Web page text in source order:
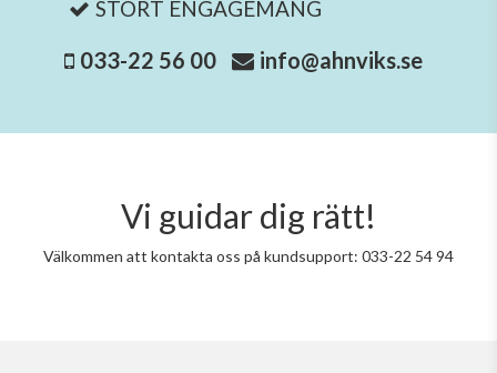
STORT ENGAGEMANG
033-22 56 00 info@ahnviks.se
Vi guidar dig rätt!
Välkommen att kontakta oss på kundsupport: 033-22 54 94